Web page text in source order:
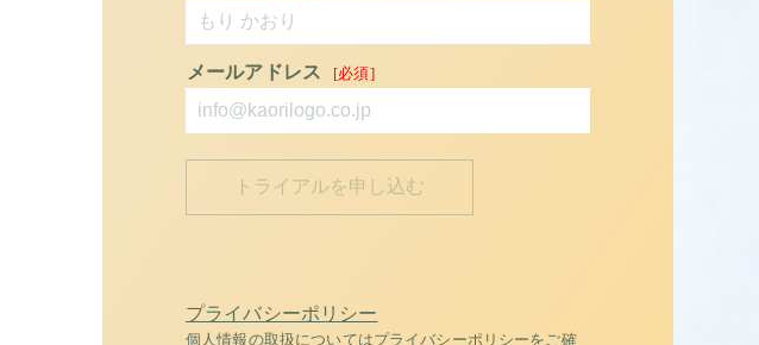
メールアドレス
プライバシーポリシー
個人情報の取扱についてはプライバシーポリシーをご確